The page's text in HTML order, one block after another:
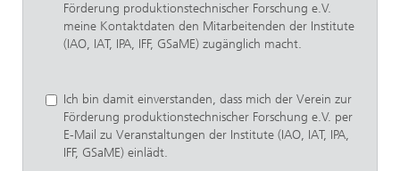
Förderung produktionstechnischer Forschung e.V.
meine Kontaktdaten den Mitarbeitenden der Institute
(IAO, IAT, IPA, IFF, GSaME) zugänglich macht.
Ich bin damit einverstanden, dass mich der Verein zur
Förderung produktionstechnischer Forschung e.V. per
E-Mail zu Veranstaltungen der Institute (IAO, IAT, IPA,
IFF, GSaME) einlädt.